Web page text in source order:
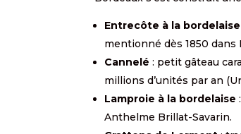
Entrecôte à la bordelaise
mentionné dès 1850 dans
Cannelé : petit gâteau
millions d’unités par an
Lamproie à la bordelaise
Anthelme Brillat-Savarin.